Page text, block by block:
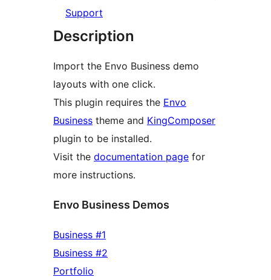
Support
Description
Import the Envo Business demo
layouts with one click.
This plugin requires the Envo
Business theme and KingComposer
plugin to be installed.
Visit the documentation page for
more instructions.
Envo Business Demos
Business #1
Business #2
Portfolio